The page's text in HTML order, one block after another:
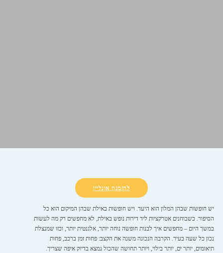
להזמנה אונליין
יש חופשות שבהן המלון הוא היעד. ויש חופשות באילת שבהן המיקום הוא כל
הסיפור. כשבוחנים אטרקציות ליד דירות נופש באילת, לא מחפשים רק מה לעשות
במשך היום – מחפשים איך לבנות חופשה נוחה יותר, אלגנטית יותר, וכזו שמנצלת
נכון כל שעה בעיר. הקרבה הנכונה משנה את הקצב: פחות זמן ברכב, פחות
תיאומים, יותר ים, יותר בילוי, ויותר תחושה שהכול נמצא בדיוק איפה שצריך.